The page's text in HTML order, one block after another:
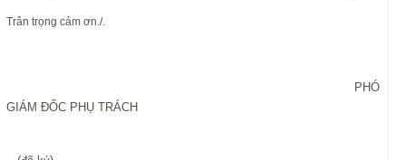
Trân trọng cảm ơn./.
PHÓ
GIÁM ĐỐC PHỤ TRÁCH